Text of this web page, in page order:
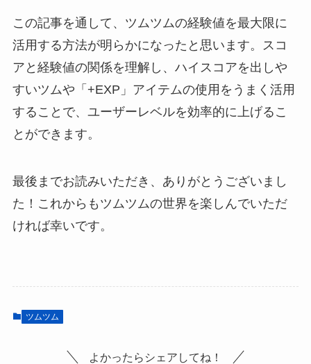
この記事を通して、ツムツムの経験値を最大限に
活用する方法が明らかになったと思います。スコ
アと経験値の関係を理解し、ハイスコアを出しや
すいツムや「+EXP」アイテムの使用をうまく活用
することで、ユーザーレベルを効率的に上げるこ
とができます。
最後までお読みいただき、ありがとうございまし
た！これからもツムツムの世界を楽しんでいただ
ければ幸いです。
ツムツム
よかったらシェアしてね！